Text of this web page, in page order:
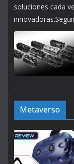
soluciones cada
Metaverso